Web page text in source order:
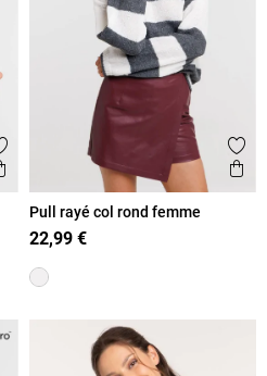
aux favoris
Aperçu rapide
Pull rayé col rond femme
22,99 €